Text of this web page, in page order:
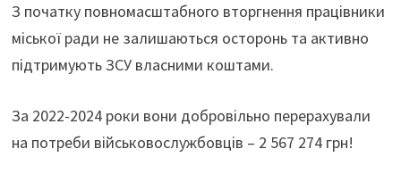
З початку повномасштабного вторгнення працівники
міської ради не залишаються осторонь та активно
підтримують ЗСУ власними коштами.
За 2022-2024 роки вони добровільно перерахували
на потреби військовослужбовців – 2 567 274 грн!